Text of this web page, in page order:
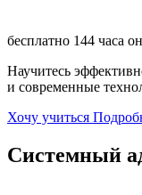
бесплатно 144 часа
Научитесь
и современные
Хочу учиться
Системный